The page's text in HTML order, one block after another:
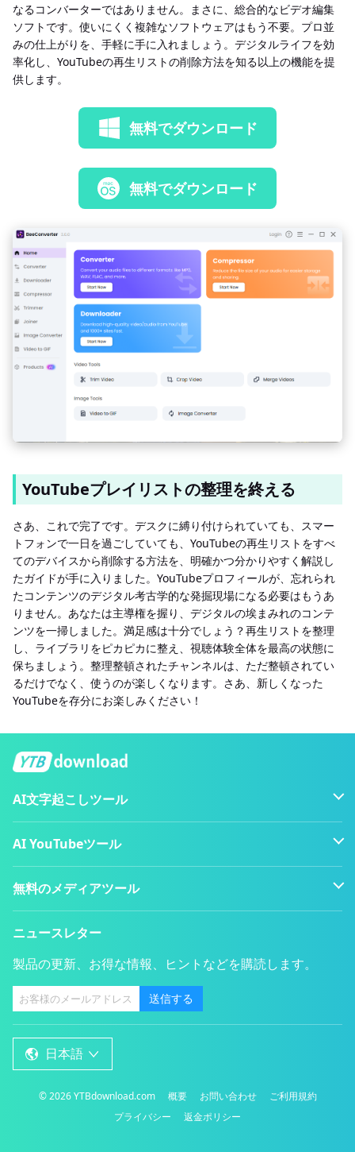
なるコンバーターではありません。まさに、総合的なビデオ編集
ソフトです。使いにくく複雑なソフトウェアはもう不要。プロ並
みの仕上がりを、手軽に手に入れましょう。デジタルライフを効
率化し、YouTubeの再生リストの削除方法を知る以上の機能を提
供します。
無料でダウンロード
無料でダウンロード
YouTubeプレイリストの整理を終える
さあ、これで完了です。デスクに縛り付けられていても、スマー
トフォンで一日を過ごしていても、YouTubeの再生リストをすべ
てのデバイスから削除する方法を、明確かつ分かりやすく解説し
たガイドが手に入りました。YouTubeプロフィールが、忘れられ
たコンテンツのデジタル考古学的な発掘現場になる必要はもうあ
りません。あなたは主導権を握り、デジタルの埃まみれのコンテ
ンツを一掃しました。満足感は十分でしょう？再生リストを整理
し、ライブラリをピカピカに整え、視聴体験全体を最高の状態に
保ちましょう。整理整頓されたチャンネルは、ただ整頓されてい
るだけでなく、使うのが楽しくなります。さあ、新しくなった
YouTubeを存分にお楽しみください！
AI文字起こしツール
AI YouTubeツール
無料のメディアツール
ニュースレター
製品の更新、お得な情報、ヒントなどを購読します。
送信する
日本語
©2026YTBdownload.com 概要 お問い合わせ
ご利用規約
プライバシー
返金ポリシー